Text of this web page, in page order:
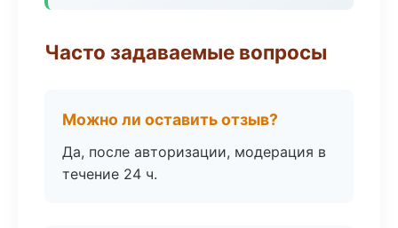
Часто задаваемые вопросы
Можно ли оставить отзыв?
Да, после авторизации, модерация в
течение 24 ч.